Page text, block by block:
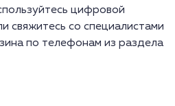
цифровой
свяжитесь со специалистами
по телефонам из раздела